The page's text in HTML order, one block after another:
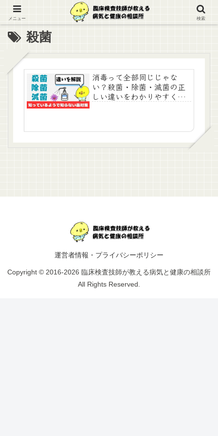
殺菌
消毒って全部同じじゃな
い？殺菌・除菌・滅菌の正
しい違いをわかりやすく紹
運営者情報・プライバシーポリシー
Copyright © 2016-2026 臨床検査技師が教える病気と健康の相談所
All Rights Reserved.
メニュー 検索